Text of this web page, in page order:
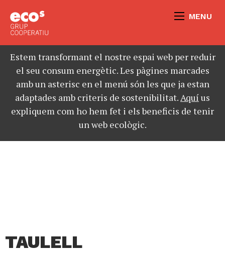
MENU
Estem transformant el nostre espai web per reduir
el seu consum energètic. Les pàgines marcades
amb un asterisc en el menú són les que ja estan
adaptades amb criteris de sostenibilitat.Aquíus
expliquem com ho hem fet i els beneficis de tenir
un web ecològic.
TAULELL